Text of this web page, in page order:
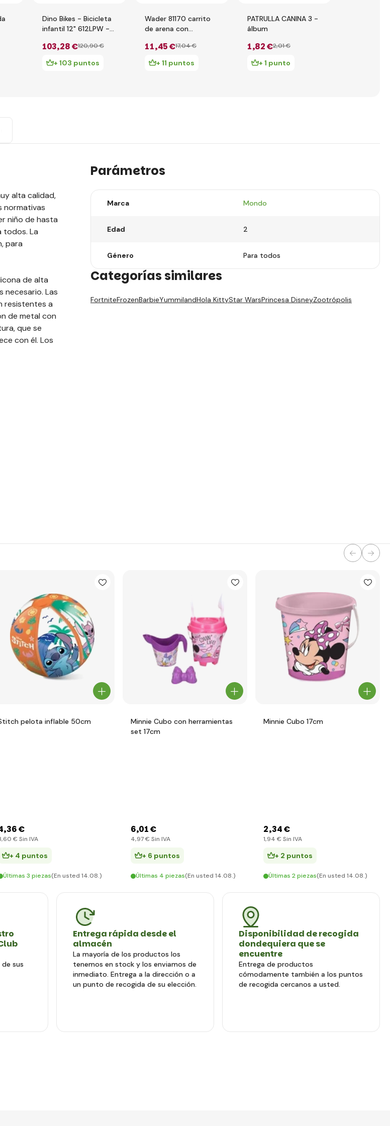
Dino Bikes - Bicicleta
infantil 12" 612LPW -
103,28 €120,90 €
+ 103 puntos
Wader 81170 carrito
de arena con
11,45 €17,04 €
+ 11 puntos
PATRULLA CANINA 3 -
álbum
1,82 €2,01 €
+ 1 punto
alta calidad,
normativas
niño de hasta
todos. La
para
de alta
necesario. Las
resistentes a
de metal con
que se
con él. Los
Parámetros
Marca Mondo
Edad 2
Género Para todos
Categorías similares
FortniteFrozenBarbieYummilandHola KittyStar WarsPrincesa DisneyZootrópolis
pelota inflable 50cm
,36 €
,60 € Sin IVA
+ 4 puntos
Últimas 3 piezas(En usted 14.08.)
Minnie Cubo con herramientas
set 17cm
6,01 €
4,97 € Sin IVA
+ 6 puntos
Últimas 4 piezas(En usted 14.08.)
Minnie Cubo 17cm
2,34 €
1,94 € Sin IVA
+ 2 puntos
Últimas 2 piezas(En usted 14.08.)
sus
Entrega rápida desde el
almacén
La mayoría de los productos los
tenemos en stock y los enviamos de
inmediato. Entrega a la dirección o a
un punto de recogida de su elección.
Disponibilidad de recogida
dondequiera que se
encuentre
Entrega de productos
cómodamente también a los puntos
de recogida cercanos a usted.